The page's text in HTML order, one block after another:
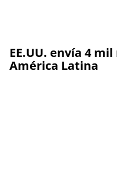
EE.UU. envía 4
América Latina